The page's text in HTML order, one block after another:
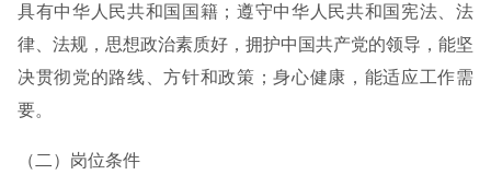
具有中华人民共和国国籍；遵守中华人民共和国宪法、法
律、法规，思想政治素质好，拥护中国共产党的领导，能坚
决贯彻党的路线、方针和政策；身心健康，能适应工作需
要。
（二）岗位条件